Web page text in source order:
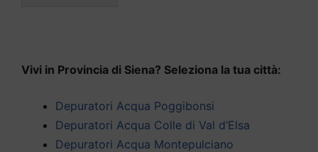
Vivi in Provincia di Siena? Seleziona la tua città:
Depuratori Acqua Poggibonsi
Depuratori Acqua Colle di Val d’Elsa
Depuratori Acqua Montepulciano